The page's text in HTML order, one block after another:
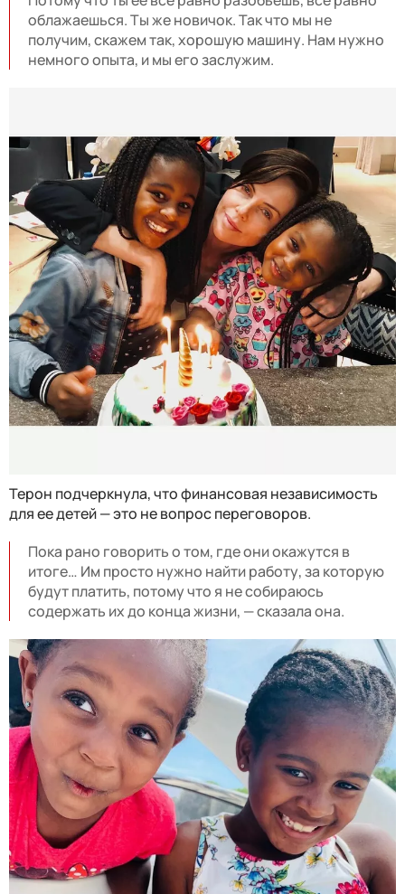
облажаешься. Ты же новичок. Так что мы не
получим, скажем так, хорошую машину. Нам нужно
немного опыта, и мы его заслужим.
Терон подчеркнула, что финансовая независимость
для ее детей — это не вопрос переговоров.
Пока рано говорить о том, где они окажутся в
итоге… Им просто нужно найти работу, за которую
будут платить, потому что я не собираюсь
содержать их до конца жизни, — сказала она.